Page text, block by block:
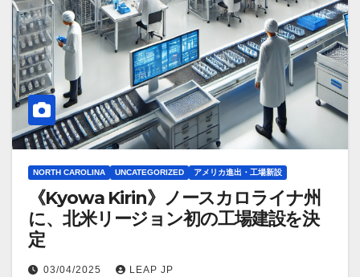
NORTH CAROLINA UNCATEGORIZED アメリカ進出・工場新設
《Kyowa Kirin》ノースカロライナ州
に、北米リージョン初の工場建設を決
定
03/04/2025 LEAP JP